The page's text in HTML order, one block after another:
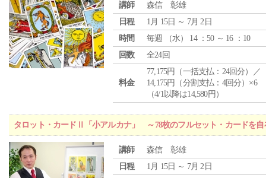
講師
森信 彰雄
日程
1月 15日 ～ 7月 2日
時間
毎週 （水） 14 ：50 ～ 16 ：10
回数
全24回
料金
77,175円（一括支払：24回分）／
14,175円（分割支払：4回分）×6
（4/1以降は14,580円）
タロット・カードⅡ「小アルカナ」 ～78枚のフルセット・カードを自
講師
森信 彰雄
日程
1月 15日 ～ 7月 2日